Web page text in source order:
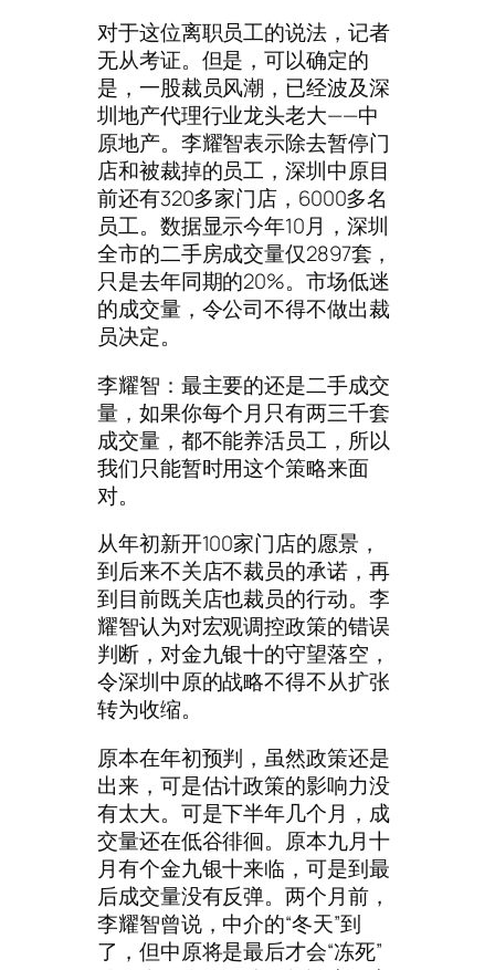
对于这位离职员工的说法，记者
无从考证。但是，可以确定的
是，一股裁员风潮，已经波及深
圳地产代理行业龙头老大——中
原地产。李耀智表示除去暂停门
店和被裁掉的员工，深圳中原目
前还有320多家门店，6000多名
员工。数据显示今年10月，深圳
全市的二手房成交量仅2897套，
只是去年同期的20%。市场低迷
的成交量，令公司不得不做出裁
员决定。
李耀智：最主要的还是二手成交
量，如果你每个月只有两三千套
成交量，都不能养活员工，所以
我们只能暂时用这个策略来面
对。
从年初新开100家门店的愿景，
到后来不关店不裁员的承诺，再
到目前既关店也裁员的行动。李
耀智认为对宏观调控政策的错误
判断，对金九银十的守望落空，
令深圳中原的战略不得不从扩张
转为收缩。
原本在年初预判，虽然政策还是
出来，可是估计政策的影响力没
有太大。可是下半年几个月，成
交量还在低谷徘徊。原本九月十
月有个金九银十来临，可是到最
后成交量没有反弹。两个月前，
李耀智曾说，中介的“冬天”到
了，但中原将是最后才会“冻死”